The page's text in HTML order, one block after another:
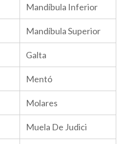
Mandíbula Inferior
Mandíbula Superior
Galta
Mentó
Molares
Muela De Judici